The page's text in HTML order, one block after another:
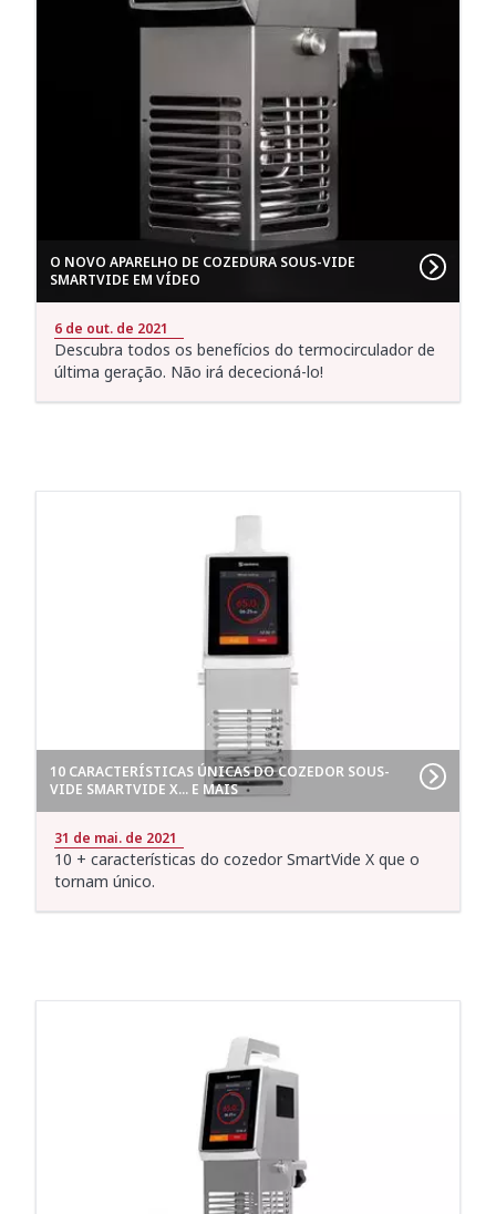
O NOVO APARELHO DE COZEDURA SOUS-VIDE
SMARTVIDE EM VÍDEO
6 de out. de 2021
Descubra todos os benefícios do termocirculador de
última geração. Não irá dececioná-lo!
10 CARACTERÍSTICAS ÚNICAS DO COZEDOR SOUS-
VIDE SMARTVIDE X... E MAIS
31 de mai. de 2021
10 + características do cozedor SmartVide X que o
tornam único.